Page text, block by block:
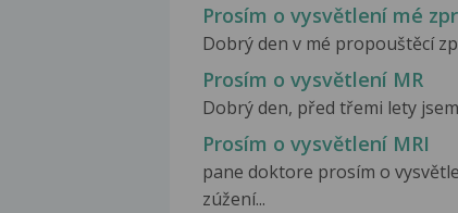
Prosím o vysvětlení mé
Dobrý den v mé propouštěcí
Prosím o vysvětlení MR
Dobrý den, před třemi lety
Prosím o vysvětlení MRI
pane doktore prosím o
zúžení...